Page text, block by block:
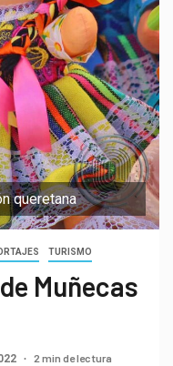
queretana
TURISMO
Muñecas
2 min de lectura